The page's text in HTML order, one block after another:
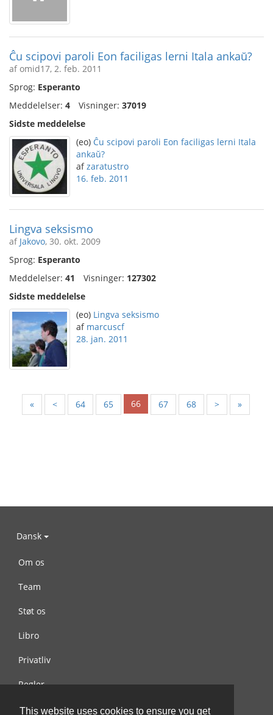
This website uses cookies to ensure you get
Ĉu scipovi paroli Eon faciligas lerni Itala ankaŭ?
af omid17, 2. feb. 2011
Sprog: Esperanto
Meddelelser: 4 Visninger: 37019
Sidste meddelelse
(eo) Ĉu scipovi paroli Eon faciligas lerni Itala
ankaŭ?
afzaratustro
16. feb. 2011
Lingva seksismo
af Jakovo, 30. okt. 2009
Sprog: Esperanto
Meddelelser: 41 Visninger: 127302
Sidste meddelelse
(eo) Lingva seksismo
af marcuscf
28. jan. 2011
« < 64 65 66 67 68 > »
Dansk
Om os
Team
Støt os
Libro
Privatliv
Regler
Kontakt os